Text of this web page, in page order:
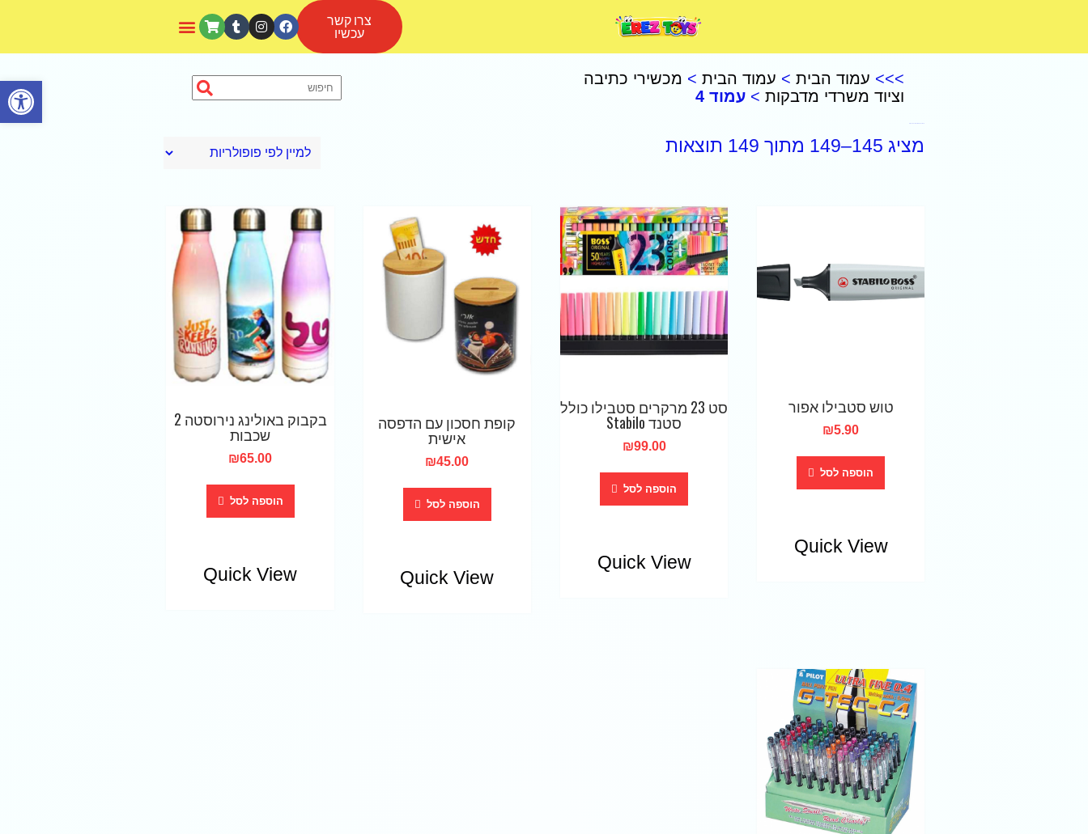
פתח סרגל נגישות
צרו קשר
עכשיו
>>> עמוד הבית > עמוד הבית > מכשירי כתיבה
וציוד משרדי מדבקות > עמוד 4
מציג 145–149 מתוך 149 תוצאות
טוש סטבילו אפור
₪5.90
הוספה לסל
Quick View
סט 23 מרקרים סטבילו כולל
סטנד Stabilo
₪99.00
הוספה לסל
Quick View
קופת חסכון עם הדפסה
אישית
₪45.00
הוספה לסל
Quick View
בקבוק באולינג נירוסטה 2
שכבות
₪65.00
הוספה לסל
Quick View